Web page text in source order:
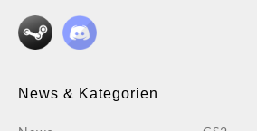
News & Kategorien